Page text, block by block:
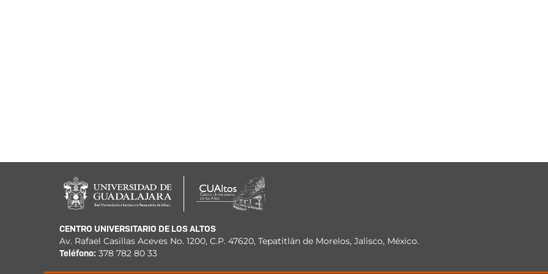
CENTRO UNIVERSITARIO DE LOS ALTOS
Av. Rafael Casillas Aceves No. 1200, C.P. 47620, Tepatitlán de Morelos, Jalisco, México.
Teléfono: 378 782 80 33